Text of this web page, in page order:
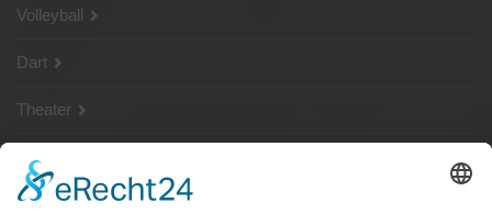
Volleyball
Dart
Theater
SG Shop
Sponsoren